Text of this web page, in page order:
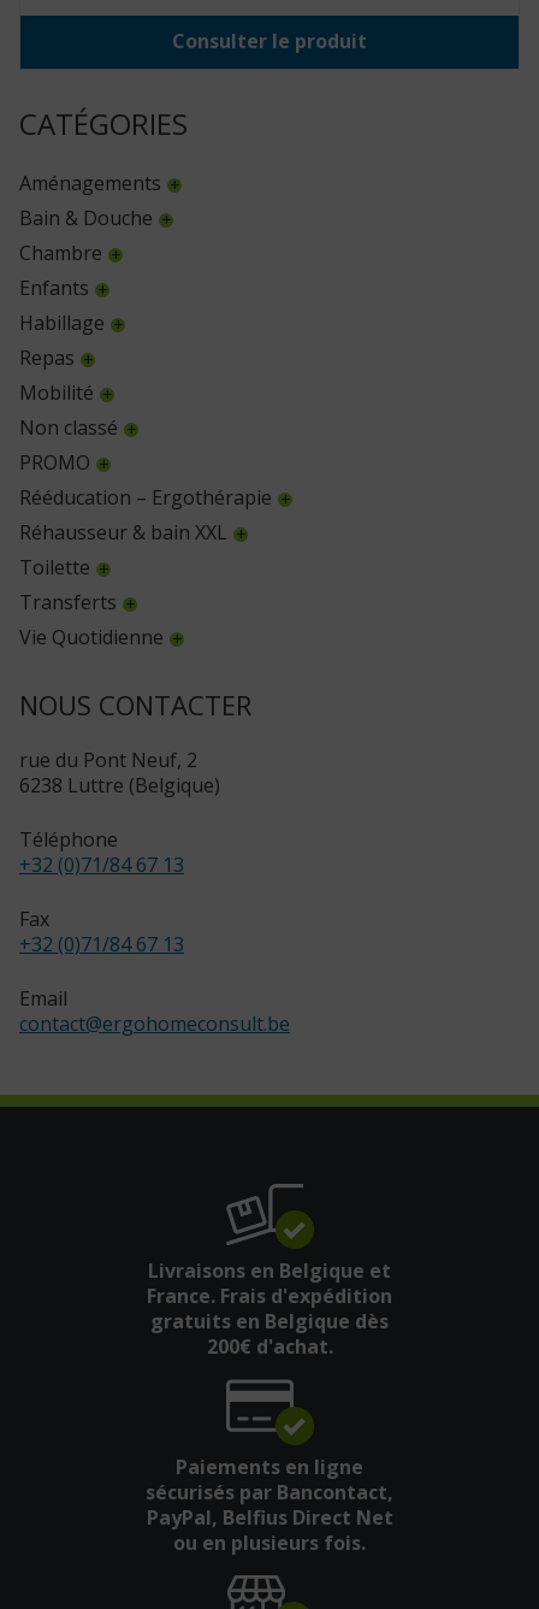
CATÉGORIES
Aménagements
Bain & Douche
Chambre
Enfants
Habillage
Repas
Mobilité
Non classé
PROMO
Rééducation – Ergothérapie
Réhausseur & bain XXL
Toilette
Transferts
Vie Quotidienne
NOUS CONTACTER
rue du Pont Neuf, 2
6238 Luttre (Belgique)
Téléphone
+32 (0)71/84 67 13
Fax
+32 (0)71/84 67 13
Email
contact@ergohomeconsult.be
Consulter le produit
Livraisons en Belgique et
France. Frais d'expédition
gratuits en Belgique dès
200€ d'achat.
Paiements en ligne
sécurisés par Bancontact,
PayPal, Belfius Direct Net
ou en plusieurs fois.